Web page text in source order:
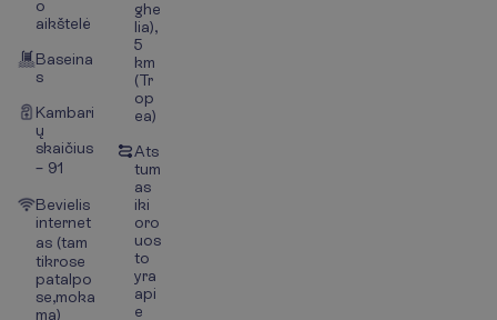
o
aikštelė
Baseina
s
Kambari
ų
skaičius
– 91
Bevielis
internet
as (tam
tikrose
patalpo
se,moka
ma)
ghe
lia),
5
km
(Tr
op
ea)
Ats
tum
as
iki
oro
uos
to
yra
api
e